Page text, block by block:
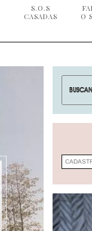
S.O.S
CASADAS
O